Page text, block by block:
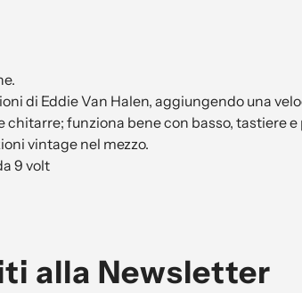
di Eddie Van Halen, aggiungendo una
funziona bene con basso, tastiere
vintage nel mezzo.
9 volt
alla Newsletter